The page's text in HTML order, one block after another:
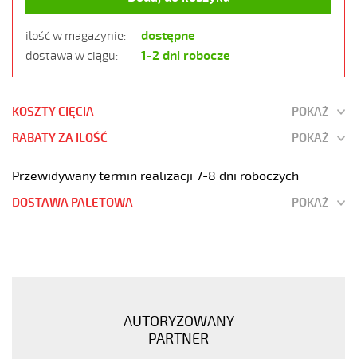
ilość w magazynie: dostępne
dostawa w ciągu: 1-2 dni robocze
KOSZTY CIĘCIA
POKAŻ
RABATY ZA ILOŚĆ
POKAŻ
Przewidywany termin realizacji 7-8 dni roboczych
DOSTAWA PALETOWA POKAŻ
AUTORYZOWANY
PARTNER